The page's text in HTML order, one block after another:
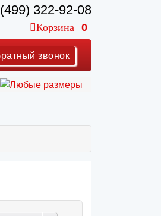
322-92-08
Корзина 0
звонок